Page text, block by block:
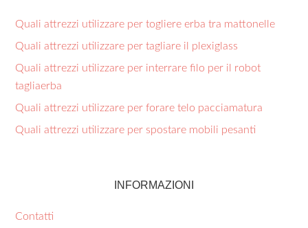
Quali attrezzi utilizzare per togliere erba tra mattonelle​
Quali attrezzi utilizzare per tagliare il plexiglass​
Quali attrezzi utilizzare per interrare filo per il robot
tagliaerba​
Quali attrezzi utilizzare per forare telo pacciamatura​
Quali attrezzi utilizzare per spostare mobili pesanti​
INFORMAZIONI
Contatti